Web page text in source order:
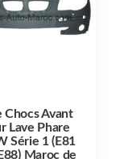
Chocs Avant
Lave Phare
Série 1 (E81
Maroc de